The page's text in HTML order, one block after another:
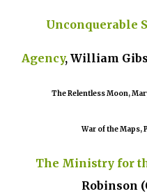
Unconquerable
Agency, William
The Relentless Moon,
War of the Maps,
The Ministry for
Robinson